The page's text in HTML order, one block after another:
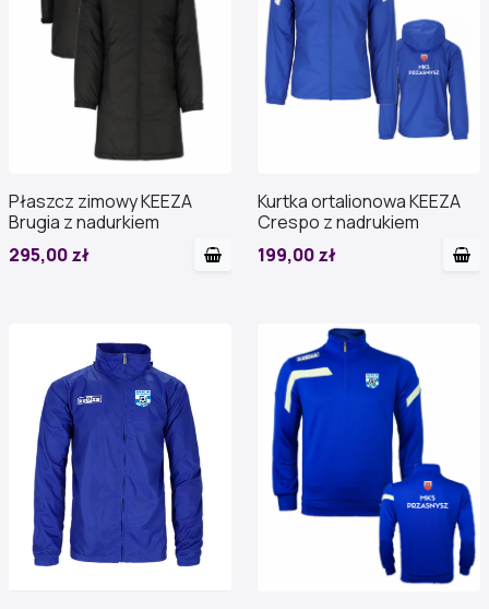
Płaszcz zimowy KEEZA
Brugia z nadurkiem
295,00 zł
Kurtka ortalionowa KEEZA
Crespo z nadrukiem
199,00 zł